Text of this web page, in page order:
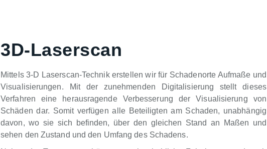
3D-Laserscan
Mittels 3-D Laserscan-Technik erstellen wir für Schadenorte Aufmaße und
Visualisierungen. Mit der zunehmenden Digitalisierung stellt dieses
Verfahren eine herausragende Verbesserung der Visualisierung von
Schäden dar. Somit verfügen alle Beteiligten am Schaden, unabhängig
davon, wo sie sich befinden, über den gleichen Stand an Maßen und
sehen den Zustand und den Umfang des Schadens.